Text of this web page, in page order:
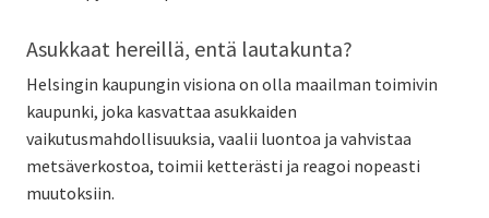
Asukkaat hereillä, entä lautakunta?
Helsingin kaupungin visiona on olla maailman toimivin
kaupunki, joka kasvattaa asukkaiden
vaikutusmahdollisuuksia, vaalii luontoa ja vahvistaa
metsäverkostoa, toimii ketterästi ja reagoi nopeasti
muutoksiin.